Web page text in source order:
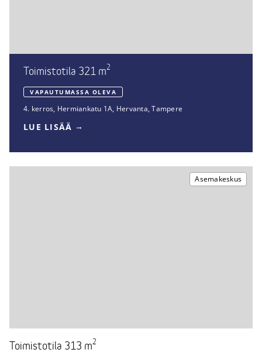
Toimistotila 321 m2
VAPAUTUMASSA OLEVA
4. kerros, Hermiankatu 1A, Hervanta, Tampere
LUE LISÄÄ
Asemakeskus
Toimistotila 313 m2